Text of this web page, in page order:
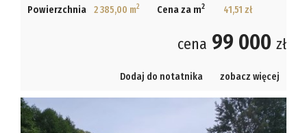
Powierzchnia 2 385,00 m2 Cena za m2 41,51 zł
cena 99 000 zł
Dodaj do notatnika zobacz więcej